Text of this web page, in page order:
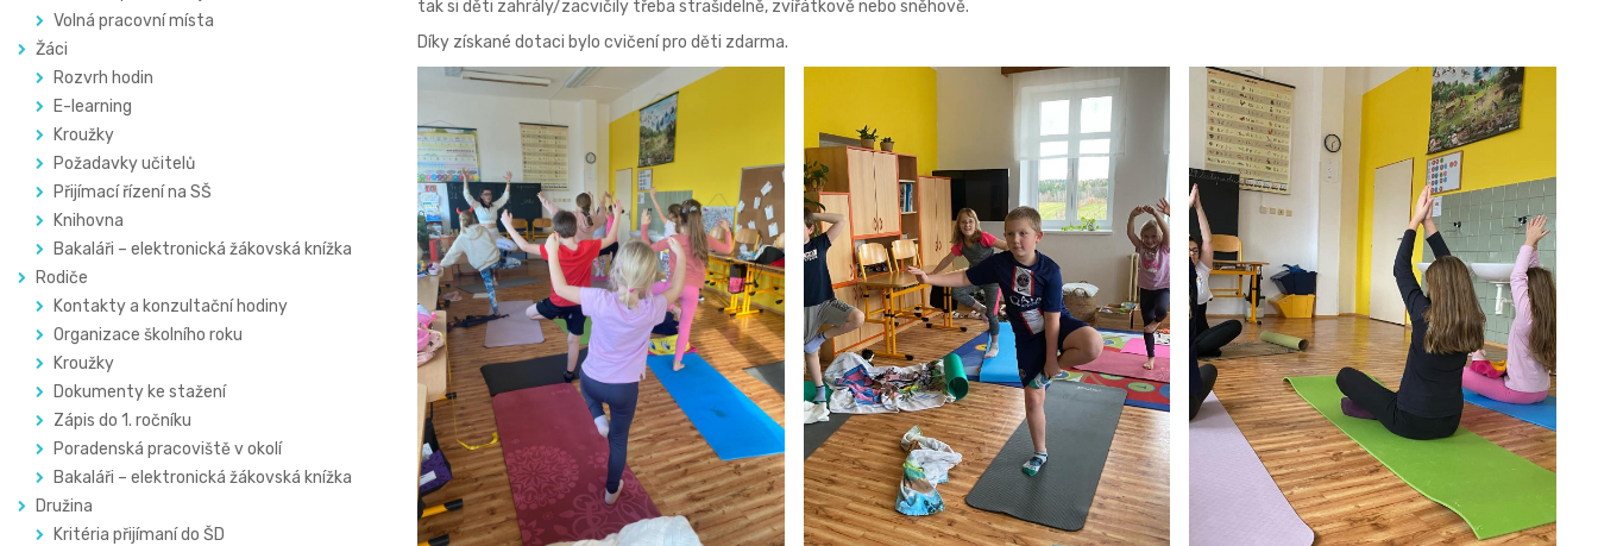
Volná pracovní místa
Žáci
Rozvrh hodin
E-learning
Kroužky
Požadavky učitelů
Přijímací řízení na SŠ
Knihovna
Bakaláři – elektronická žákovská knížka
Rodiče
Kontakty a konzultační hodiny
Organizace školního roku
Kroužky
Dokumenty ke stažení
Zápis do 1. ročníku
Poradenská pracoviště v okolí
Bakaláři – elektronická žákovská knížka
Družina
Kritéria přijímaní do ŠD
tak si děti zahrály/zacvičily třeba strašidelně, zvířátkově nebo sněhově.
Díky získané dotaci bylo cvičení pro děti zdarma.